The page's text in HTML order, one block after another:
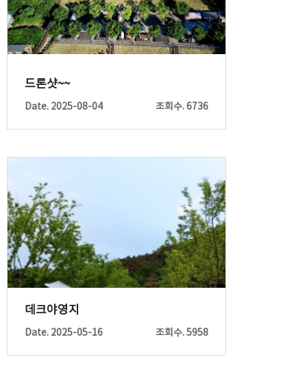
드론샷~~
Date. 2025-08-04 조회수. 6736
데크야영지
Date. 2025-05-16 조회수. 5958